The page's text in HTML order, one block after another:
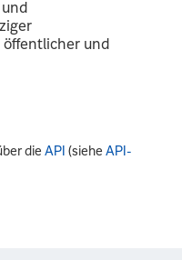
und
dieAPI (sieheAPI-